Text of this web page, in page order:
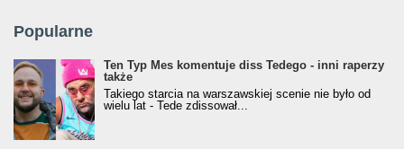
Popularne
Ten Typ Mes komentuje diss Tedego - inni raperzy
także
Takiego starcia na warszawskiej scenie nie było od
wielu lat - Tede zdissował...